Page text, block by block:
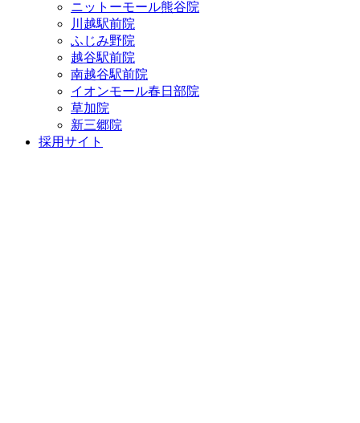
ニットーモール熊谷院
川越駅前院
ふじみ野院
越谷駅前院
南越谷駅前院
イオンモール春日部院
草加院
新三郷院
採用サイト